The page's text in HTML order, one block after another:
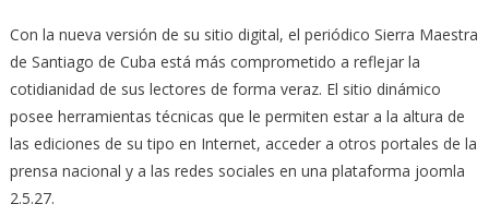
Con la nueva versión de su sitio digital, el periódico Sierra Maestra
de Santiago de Cuba está más comprometido a reflejar la
cotidianidad de sus lectores de forma veraz. El sitio dinámico
posee herramientas técnicas que le permiten estar a la altura de
las ediciones de su tipo en Internet, acceder a otros portales de la
prensa nacional y a las redes sociales en una plataforma joomla
2.5.27.